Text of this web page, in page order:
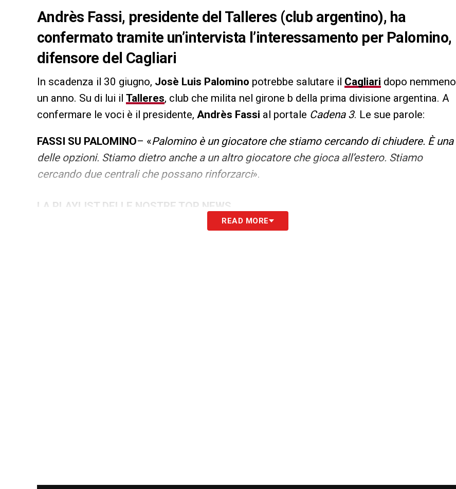
Andrès Fassi, presidente del Talleres (club argentino), ha
confermato tramite un’intervista l’interessamento per Palomino,
difensore del Cagliari
In scadenza il 30 giugno, Josè Luis Palomino potrebbe salutare il Cagliari dopo nemmeno
un anno. Su di lui il Talleres, club che milita nel girone b della prima divisione argentina. A
confermare le voci è il presidente, Andrès Fassi al portale Cadena 3. Le sue parole:
FASSI SU PALOMINO– «Palomino è un giocatore che stiamo cercando di chiudere. È una
delle opzioni. Stiamo dietro anche a un altro giocatore che gioca all’estero. Stiamo
cercando due centrali che possano rinforzarci».
LA PLAYLIST DELLE NOSTRE TOP NEWS
READ MORE